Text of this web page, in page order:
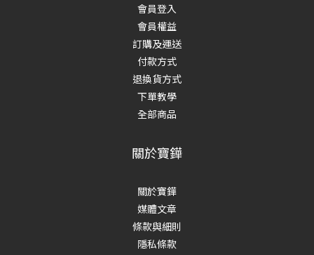
會員登入
會員權益
訂購及運送
付款方式
退換貨方式
下單教學
全部商品
關於寶鏵
關於寶鏵
媒體文章
條款與細則
隱私條款